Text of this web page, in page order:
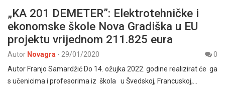
„KA 201 DEMETER”: Elektrotehničke i
ekonomske škole Nova Gradiška u EU
projektu vrijednom 211.825 eura
Autor Novagra - 29/01/2020
0
Autor Franjo Samardžić Do 14. ožujka 2022. godine realizirat će ga
s učenicima i profesorima iz škola u Švedskoj, Francuskoj,…